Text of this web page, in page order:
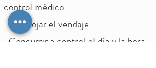
control médico
-No mojar el vendaje
-Concurrir a control el día y la hora